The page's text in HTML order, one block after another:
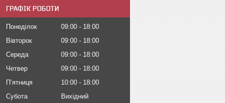
ГРАФІК РОБОТИ
Понеділок 09:00
18:00
Вівторок
09:00
18:00
Середа
09:00
18:00
Четвер
09:00
18:00
Пʼятниця
10:00
18:00
Субота
Вихідний